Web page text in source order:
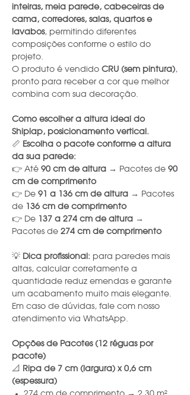
inteiras, meia parede, cabeceiras de
cama, corredores, salas, quartos e
lavabos, permitindo diferentes
composições conforme o estilo do
projeto.
O produto é vendido CRU (sem pintura),
pronto para receber a cor que melhor
combina com sua decoração.
Como escolher a altura ideal do
Shiplap, posicionamento vertical.
📏 Escolha o pacote conforme a altura
da sua parede:
👉 Até 90 cm de altura → Pacotes de 90
cm de comprimento
👉 De 91 a 136 cm de altura → Pacotes
de
136 cm de comprimento
👉 De
137 a 274 cm de altura →
Pacotes de 274 cm de comprimento
💡 Dica profissional: para paredes mais
altas, calcular corretamente a
quantidade reduz emendas e garante
um acabamento muito mais elegante.
Em caso de dúvidas, fale com nosso
atendimento via WhatsApp.
Opções de Pacotes (12 réguas por
pacote)
📐
Ripa de 7 cm (largura) x 0,6 cm
(espessura)